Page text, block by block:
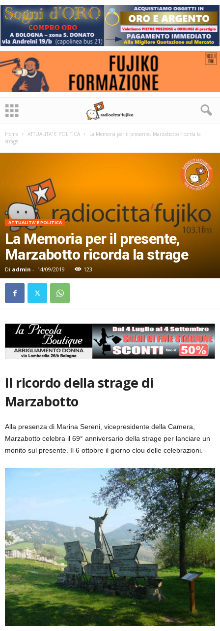
Home ATTUALITA' E POLITICA
La Memoria per il presente, Marzabotto ricorda la
strage
ATTUALITA' E POLITICA
La Memoria per il presente,
Marzabotto ricorda la strage
Di admin - 14/09/2019 123
Il ricordo della strage di
Marzabotto
Alla presenza di Marina Sereni, vicepresidente della Camera,
Marzabotto celebra il 69° anniversario della strage per lanciare un
monito sul presente. Il 6 ottobre il giorno clou delle celebrazioni.